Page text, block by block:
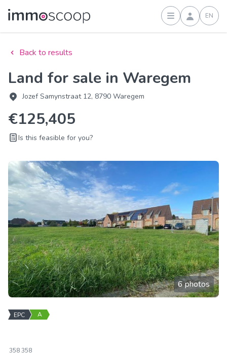
Sign inEN
Back to results
Land for sale in Waregem
Jozef Samynstraat 12, 8790 Waregem
€125,405
Is this feasible for you?
6 photos
EPC A
358 358